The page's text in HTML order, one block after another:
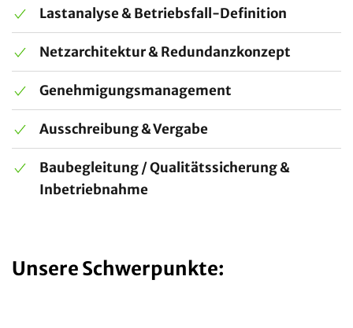
Lastanalyse & Betriebsfall-Definition
Netzarchitektur & Redundanzkonzept
Genehmigungsmanagement
Ausschreibung & Vergabe
Baubegleitung / Qualitätssicherung &
Inbetriebnahme
Unsere Schwerpunkte: